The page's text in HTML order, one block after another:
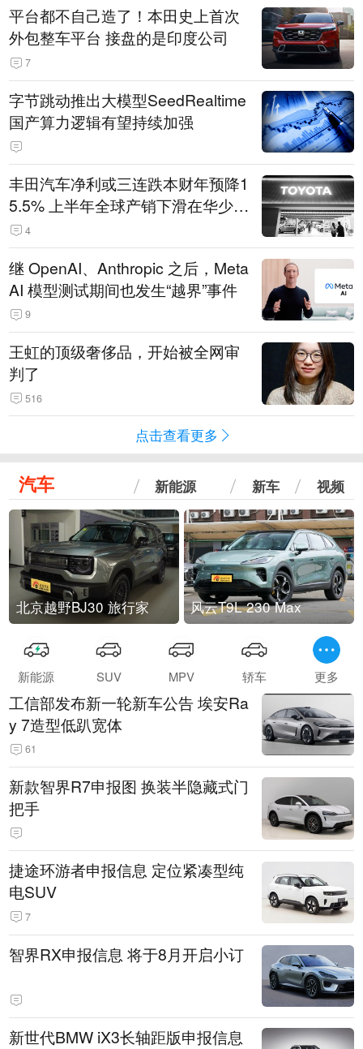
平台都不自己造了！本田史上首次
外包整车平台 接盘的是印度公司
7
字节跳动推出大模型SeedRealtime
国产算力逻辑有望持续加强
丰田汽车净利或三连跌本财年预降1
5.5% 上半年全球产销下滑在华少卖
14.3万辆
4
继 OpenAI、Anthropic 之后，Meta
AI 模型测试期间也发生“越界”事件
9
王虹的顶级奢侈品，开始被全网审
判了
516
点击查看更多
汽车 新能源 新车 视频
北京越野BJ30 旅行家 风云T9L 230 Max
新能源 SUV MPV 轿车 更多
工信部发布新一轮新车公告 埃安Ra
y 7造型低趴宽体
61
新款智界R7申报图 换装半隐藏式门
把手
捷途环游者申报信息 定位紧凑型纯
电SUV
7
智界RX申报信息 将于8月开启小订
新世代BMW iX3长轴距版申报信息